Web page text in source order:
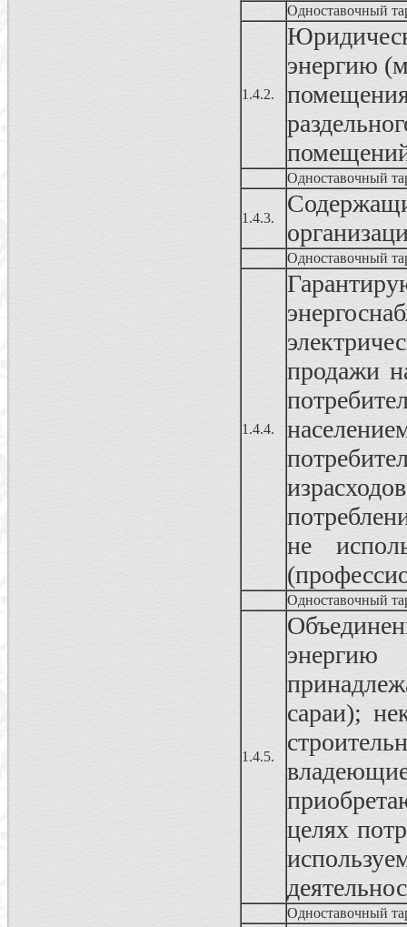
Одноставочный
1.4.2.
энергию
Одноставочный
1.4.3.
Одноставочный
1.4.4.
продажи
не
Одноставочный
1.4.5.
сараи);
целях
Одноставочный